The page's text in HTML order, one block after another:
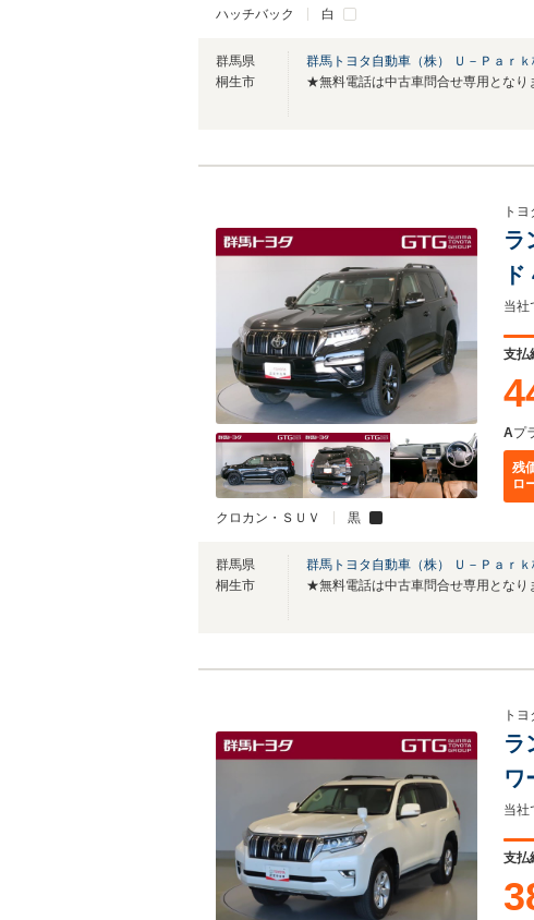
ハッチバック 白
群馬県
桐生市
群馬トヨタ自動車（株） Ｕ－Ｐａｒ
クロカン・ＳＵＶ 黒
トヨ
ラ
当社
支払
Aプ
残
ロ
群馬県
桐生市
群馬トヨタ自動車（株） Ｕ－Ｐａｒ
トヨ
ラ
ワ
ー
当社
支払